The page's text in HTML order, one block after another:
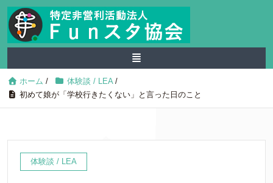
ホーム / 体験談 / LEA/
初めて娘が「学校行きたくない」と言った日のこと
体験談 / LEA